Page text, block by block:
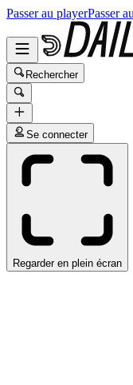
Passer au playerPasser
Rechercher
Se connecter
Regarder en plein écran